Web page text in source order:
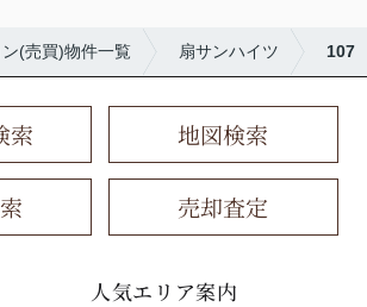
(売買)物件一覧 扇サンハイツ 107
索 地図検索
売却査定
人気エリア案内